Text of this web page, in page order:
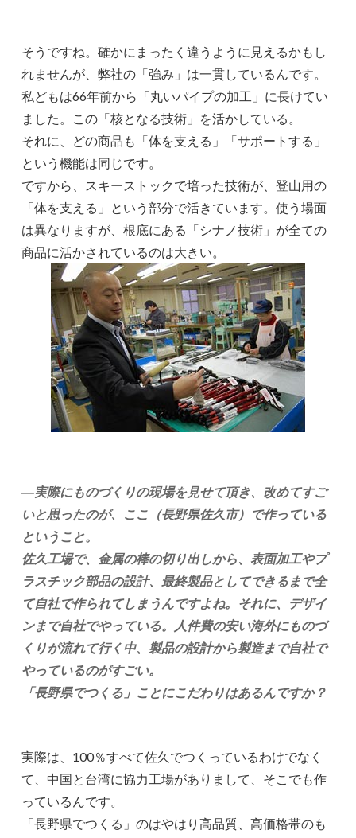
そうですね。確かにまったく違うように見えるかもし
れませんが、弊社の「強み」は一貫しているんです。
私どもは66年前から「丸いパイプの加工」に長けてい
ました。この「核となる技術」を活かしている。
それに、どの商品も「体を支える」「サポートする」
という機能は同じです。
ですから、スキーストックで培った技術が、登山用の
「体を支える」という部分で活きています。使う場面
は異なりますが、根底にある「シナノ技術」が全ての
商品に活かされているのは大きい。
―実際にものづくりの現場を見せて頂き、改めてすご
いと思ったのが、ここ（長野県佐久市）で作っている
ということ。
佐久工場で、金属の棒の切り出しから、表面加工やプ
ラスチック部品の設計、最終製品としてできるまで全
て自社で作られてしまうんですよね。それに、デザイ
ンまで自社でやっている。人件費の安い海外にものづ
くりが流れて行く中、製品の設計から製造まで自社で
やっているのがすごい。
「長野県でつくる」ことにこだわりはあるんですか？
実際は、100％すべて佐久でつくっているわけでなく
て、中国と台湾に協力工場がありまして、そこでも作
っているんです。
「長野県でつくる」のはやはり高品質、高価格帯のも